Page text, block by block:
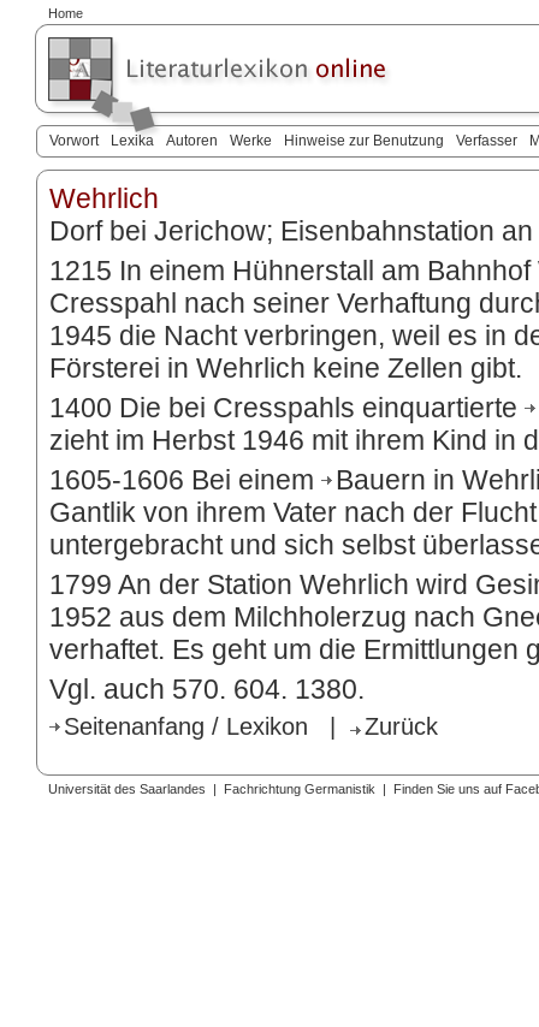
Home
Vorwort Lexika Autoren Werke Hinweise zur Benutzung Verfasser
Wehrlich
Dorf bei Jerichow; Eisenbahnstation
1215 In einem Hühnerstall am
Cresspahl nach seiner Verhaftung
1945 die Nacht verbringen, weil es in
Försterei in Wehrlich keine Zellen gibt.
1400 Die bei Cresspahls einquartierte
zieht im Herbst 1946 mit ihrem Kind in
1605-1606 Bei einem
Bauern in
Gantlik von ihrem Vater nach der
untergebracht und sich selbst
1799 An der Station Wehrlich wird
1952 aus dem Milchholerzug nach
verhaftet. Es geht um die Ermittlungen
Vgl. auch 570. 604. 1380.
Seitenanfang / Lexikon Zurück
Universität des Saarlandes | Fachrichtung Germanistik | Finden Sie uns auf